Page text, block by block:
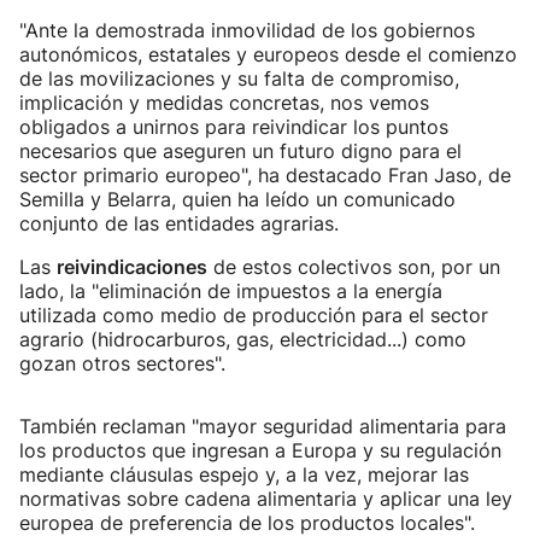
"Ante la demostrada inmovilidad de los gobiernos
autonómicos, estatales y europeos desde el comienzo
de las movilizaciones y su falta de compromiso,
implicación y medidas concretas, nos vemos
obligados a unirnos para reivindicar los puntos
necesarios que aseguren un futuro digno para el
sector primario europeo", ha destacado Fran Jaso, de
Semilla y Belarra, quien ha leído un comunicado
conjunto de las entidades agrarias.
Las reivindicaciones de estos colectivos son, por un
lado, la "eliminación de impuestos a la energía
utilizada como medio de producción para el sector
agrario (hidrocarburos, gas, electricidad...) como
gozan otros sectores".
También reclaman "mayor seguridad alimentaria para
los productos que ingresan a Europa y su regulación
mediante cláusulas espejo y, a la vez, mejorar las
normativas sobre cadena alimentaria y aplicar una ley
europea de preferencia de los productos locales".